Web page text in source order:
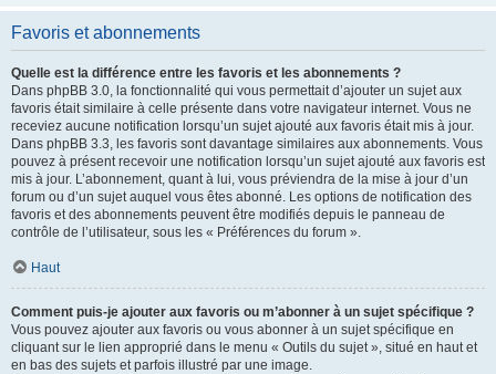
Favoris et abonnements
Quelle est la différence entre les favoris et les abonnements ?
Dans phpBB 3.0, la fonctionnalité qui vous permettait d’ajouter un sujet aux
favoris était similaire à celle présente dans votre navigateur internet. Vous ne
receviez aucune notification lorsqu’un sujet ajouté aux favoris était mis à jour.
Dans phpBB 3.3, les favoris sont davantage similaires aux abonnements. Vous
pouvez à présent recevoir une notification lorsqu’un sujet ajouté aux favoris est
mis à jour. L’abonnement, quant à lui, vous préviendra de la mise à jour d’un
forum ou d’un sujet auquel vous êtes abonné. Les options de notification des
favoris et des abonnements peuvent être modifiés depuis le panneau de
contrôle de l’utilisateur, sous les « Préférences du forum ».
Haut
Comment puis-je ajouter aux favoris ou m’abonner à un sujet spécifique ?
Vous pouvez ajouter aux favoris ou vous abonner à un sujet spécifique en
cliquant sur le lien approprié dans le menu « Outils du sujet », situé en haut et
en bas des sujets et parfois illustré par une image.